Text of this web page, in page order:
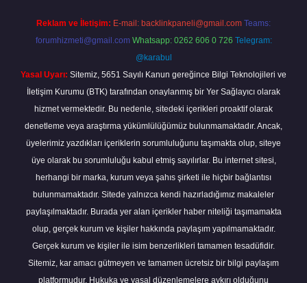
Reklam ve İletişim: E-mail: backlinkpaneli@gmail.com Teams:
forumhizmeti@gmail.com Whatsapp: 0262 606 0 726 Telegram:
@karabul
Yasal Uyarı: Sitemiz, 5651 Sayılı Kanun gereğince Bilgi Teknolojileri ve
İletişim Kurumu (BTK) tarafından onaylanmış bir Yer Sağlayıcı olarak
hizmet vermektedir. Bu nedenle, sitedeki içerikleri proaktif olarak
denetleme veya araştırma yükümlülüğümüz bulunmamaktadır. Ancak,
üyelerimiz yazdıkları içeriklerin sorumluluğunu taşımakta olup, siteye
üye olarak bu sorumluluğu kabul etmiş sayılırlar. Bu internet sitesi,
herhangi bir marka, kurum veya şahıs şirketi ile hiçbir bağlantısı
bulunmamaktadır. Sitede yalnızca kendi hazırladığımız makaleler
paylaşılmaktadır. Burada yer alan içerikler haber niteliği taşımamakta
olup, gerçek kurum ve kişiler hakkında paylaşım yapılmamaktadır.
Gerçek kurum ve kişiler ile isim benzerlikleri tamamen tesadüfidir.
Sitemiz, kar amacı gütmeyen ve tamamen ücretsiz bir bilgi paylaşım
platformudur. Hukuka ve yasal düzenlemelere aykırı olduğunu